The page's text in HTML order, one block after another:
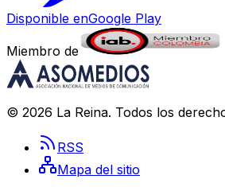
Disponible enGoogle Play
Miembro de
© 2026 La Reina. Todos los
RSS
Mapa del sitio